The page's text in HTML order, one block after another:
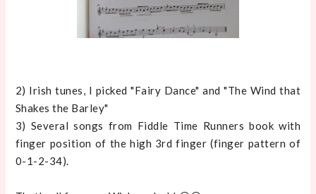
2) Irish tunes, I picked "Fairy Dance" and "The Wind that
Shakes the Barley"
3) Several songs from Fiddle Time Runners book with
finger position of the high 3rd finger (finger pattern of
0-1-2-34).